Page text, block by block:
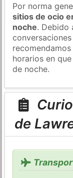
Por norma
sitios de ocio
noche. Debido
horarios en
de noche.
de